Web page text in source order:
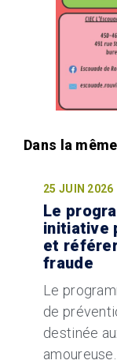
25 JUIN 2026
Le
initiative
et
fraude
Le
de
destinée
amoureuse.